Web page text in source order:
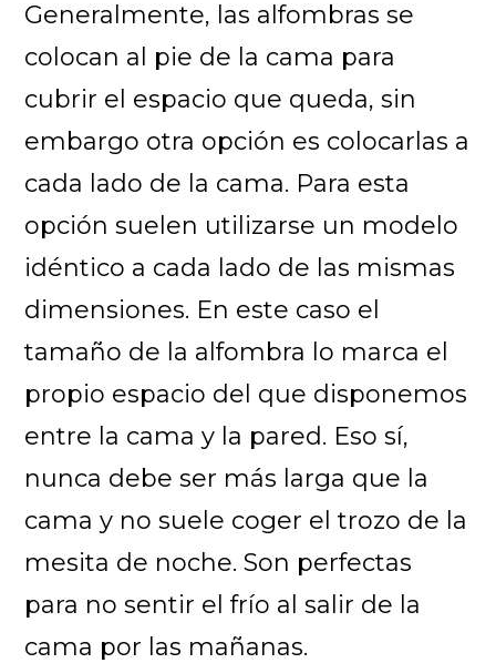
Generalmente, las alfombras se
colocan al pie de la cama para
cubrir el espacio que queda, sin
embargo otra opción es colocarlas a
cada lado de la cama. Para esta
opción suelen utilizarse un modelo
idéntico a cada lado de las mismas
dimensiones. En este caso el
tamaño de la alfombra lo marca el
propio espacio del que disponemos
entre la cama y la pared. Eso sí,
nunca debe ser más larga que la
cama y no suele coger el trozo de la
mesita de noche. Son perfectas
para no sentir el frío al salir de la
cama por las mañanas.